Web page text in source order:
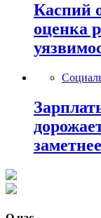
Каспий
оценка